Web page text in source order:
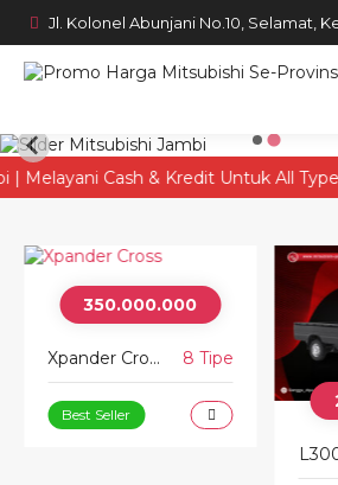
Jl. Kolonel Abunjani No.10, Selamat, Kec. Telanaipura, Kota Jambi, Jambi
Beranda
Simulasi Kredit
Cash & Kredit Untuk All Type
350.000.000
Xpander Cross 8 Tipe
Best Seller